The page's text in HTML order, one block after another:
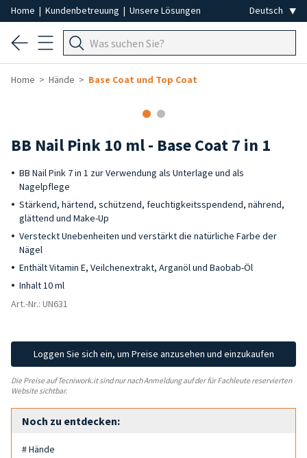
Home | Kundenbetreuung | Unsere Lösungen
Home Hände Base Coat und Top Coat
BB Nail Pink 10 ml - Base Coat 7 in 1
BB Nail Pink 7 in 1 zur Verwendung als Unterlage und als
Nagelpflege
Stärkend, härtend, schützend, feuchtigkeitsspendend, nährend,
glättend und Make-Up
Versteckt Unebenheiten und verstärkt die natürliche Farbe der
Nägel
Enthält Vitamin E, Veilchenextrakt, Arganöl und Baobab-Öl
Inhalt 10 ml
Art.-Nr.: UN631
Loggen Sie sich ein, um Preise anzusehen und einzukaufen
Die Preise auf Tecniwork.it sind nur nach Anmeldung auf der für Fachleute reservierten
Website sichtbar.
Noch zu entdecken:
# Hände